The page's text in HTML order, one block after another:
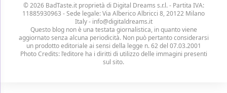
© 2026 BadTaste.it proprietà di Digital Dreams s.r.l.- Partita IVA:
11885930963 - Sede legale: Via Alberico Albricci 8, 20122 Milano
Italy - info@digitaldreams.it
Questo blog non è una testata giornalistica, in quanto viene
aggiornato senza alcuna periodicità. Non può pertanto considerarsi
un prodotto editoriale ai sensi della legge n. 62 del 07.03.2001
Photo Credits: l’editore ha i diritti di utilizzo delle immagini presenti
sul sito.